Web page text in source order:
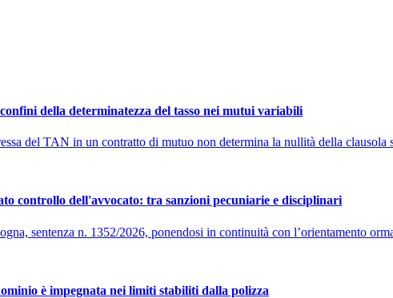
della determinatezza del tasso nei mutui variabili
del TAN in un contratto di mutuo non determina la nullità della
controllo dell'avvocato: tra sanzioni pecuniarie e disciplinari
sentenza n. 1352/2026, ponendosi in continuità con l’orientamento
è impegnata nei limiti stabiliti dalla polizza